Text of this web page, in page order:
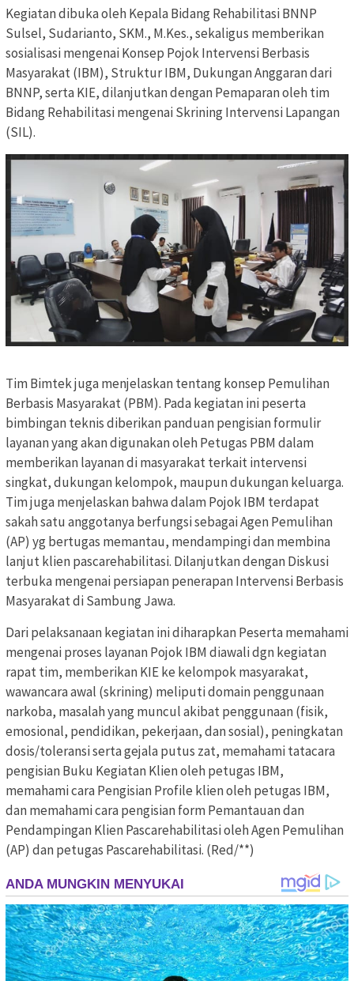
Kegiatan dibuka oleh Kepala Bidang Rehabilitasi BNNP
Sulsel, Sudarianto, SKM., M.Kes., sekaligus memberikan
sosialisasi mengenai Konsep Pojok Intervensi Berbasis
Masyarakat (IBM), Struktur IBM, Dukungan Anggaran dari
BNNP, serta KIE, dilanjutkan dengan Pemaparan oleh tim
Bidang Rehabilitasi mengenai Skrining Intervensi Lapangan
(SIL).
Tim Bimtek juga menjelaskan tentang konsep Pemulihan
Berbasis Masyarakat (PBM). Pada kegiatan ini peserta
bimbingan teknis diberikan panduan pengisian formulir
layanan yang akan digunakan oleh Petugas PBM dalam
memberikan layanan di masyarakat terkait intervensi
singkat, dukungan kelompok, maupun dukungan keluarga.
Tim juga menjelaskan bahwa dalam Pojok IBM terdapat
sakah satu anggotanya berfungsi sebagai Agen Pemulihan
(AP) yg bertugas memantau, mendampingi dan membina
lanjut klien pascarehabilitasi. Dilanjutkan dengan Diskusi
terbuka mengenai persiapan penerapan Intervensi Berbasis
Masyarakat di Sambung Jawa.
Dari pelaksanaan kegiatan ini diharapkan Peserta memahami
mengenai proses layanan Pojok IBM diawali dgn kegiatan
rapat tim, memberikan KIE ke kelompok masyarakat,
wawancara awal (skrining) meliputi domain penggunaan
narkoba, masalah yang muncul akibat penggunaan (fisik,
emosional, pendidikan, pekerjaan, dan sosial), peningkatan
dosis/toleransi serta gejala putus zat, memahami tatacara
pengisian Buku Kegiatan Klien oleh petugas IBM,
memahami cara Pengisian Profile klien oleh petugas IBM,
dan memahami cara pengisian form Pemantauan dan
Pendampingan Klien Pascarehabilitasi oleh Agen Pemulihan
(AP) dan petugas Pascarehabilitasi. (Red/**)